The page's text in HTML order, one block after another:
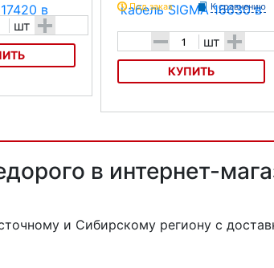
шт +
Под заказ К сравнению
- шт +
КУПИТЬ
в интернет-
и Сибирскому региону с